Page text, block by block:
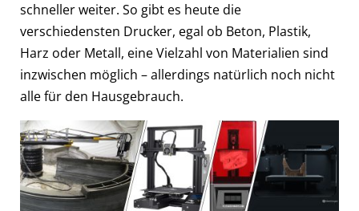
schneller weiter. So gibt es heute die
verschiedensten Drucker, egal ob Beton, Plastik,
Harz oder Metall, eine Vielzahl von Materialien sind
inzwischen möglich – allerdings natürlich noch nicht
alle für den Hausgebrauch.